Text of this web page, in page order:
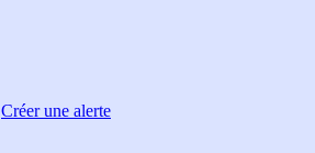
Créer une alerte